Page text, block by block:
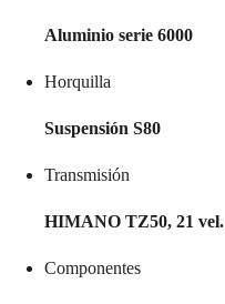
Aluminio serie 6000
Horquilla
Suspensión S80
Transmisión
HIMANO TZ50, 21 vel.
Componentes